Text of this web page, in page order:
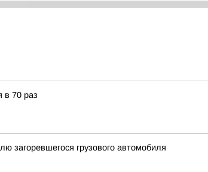
в 70 раз
загоревшегося грузового автомобиля